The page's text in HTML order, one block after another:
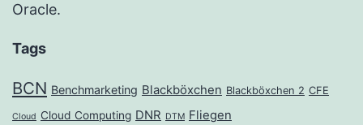
Oracle.
Tags
BCN Benchmarketing Blackböxchen Blackböxchen 2 CFE
Cloud Cloud Computing DNR DTM Fliegen